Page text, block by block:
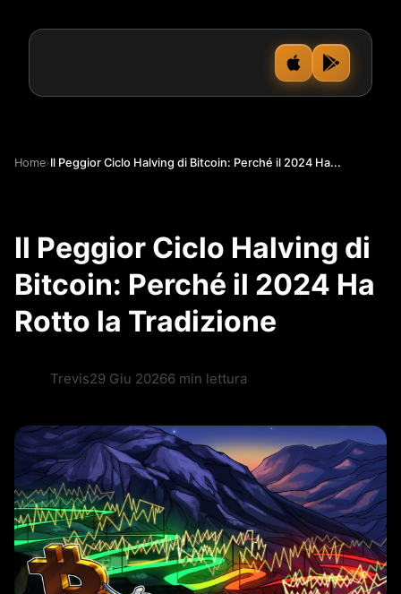
Home›Il Peggior Ciclo Halving di Bitcoin: Perché il 2024 Ha...
Il Peggior Ciclo Halving di
Bitcoin: Perché il 2024 Ha
Rotto la Tradizione
Trevis29 Giu 20266 min lettura